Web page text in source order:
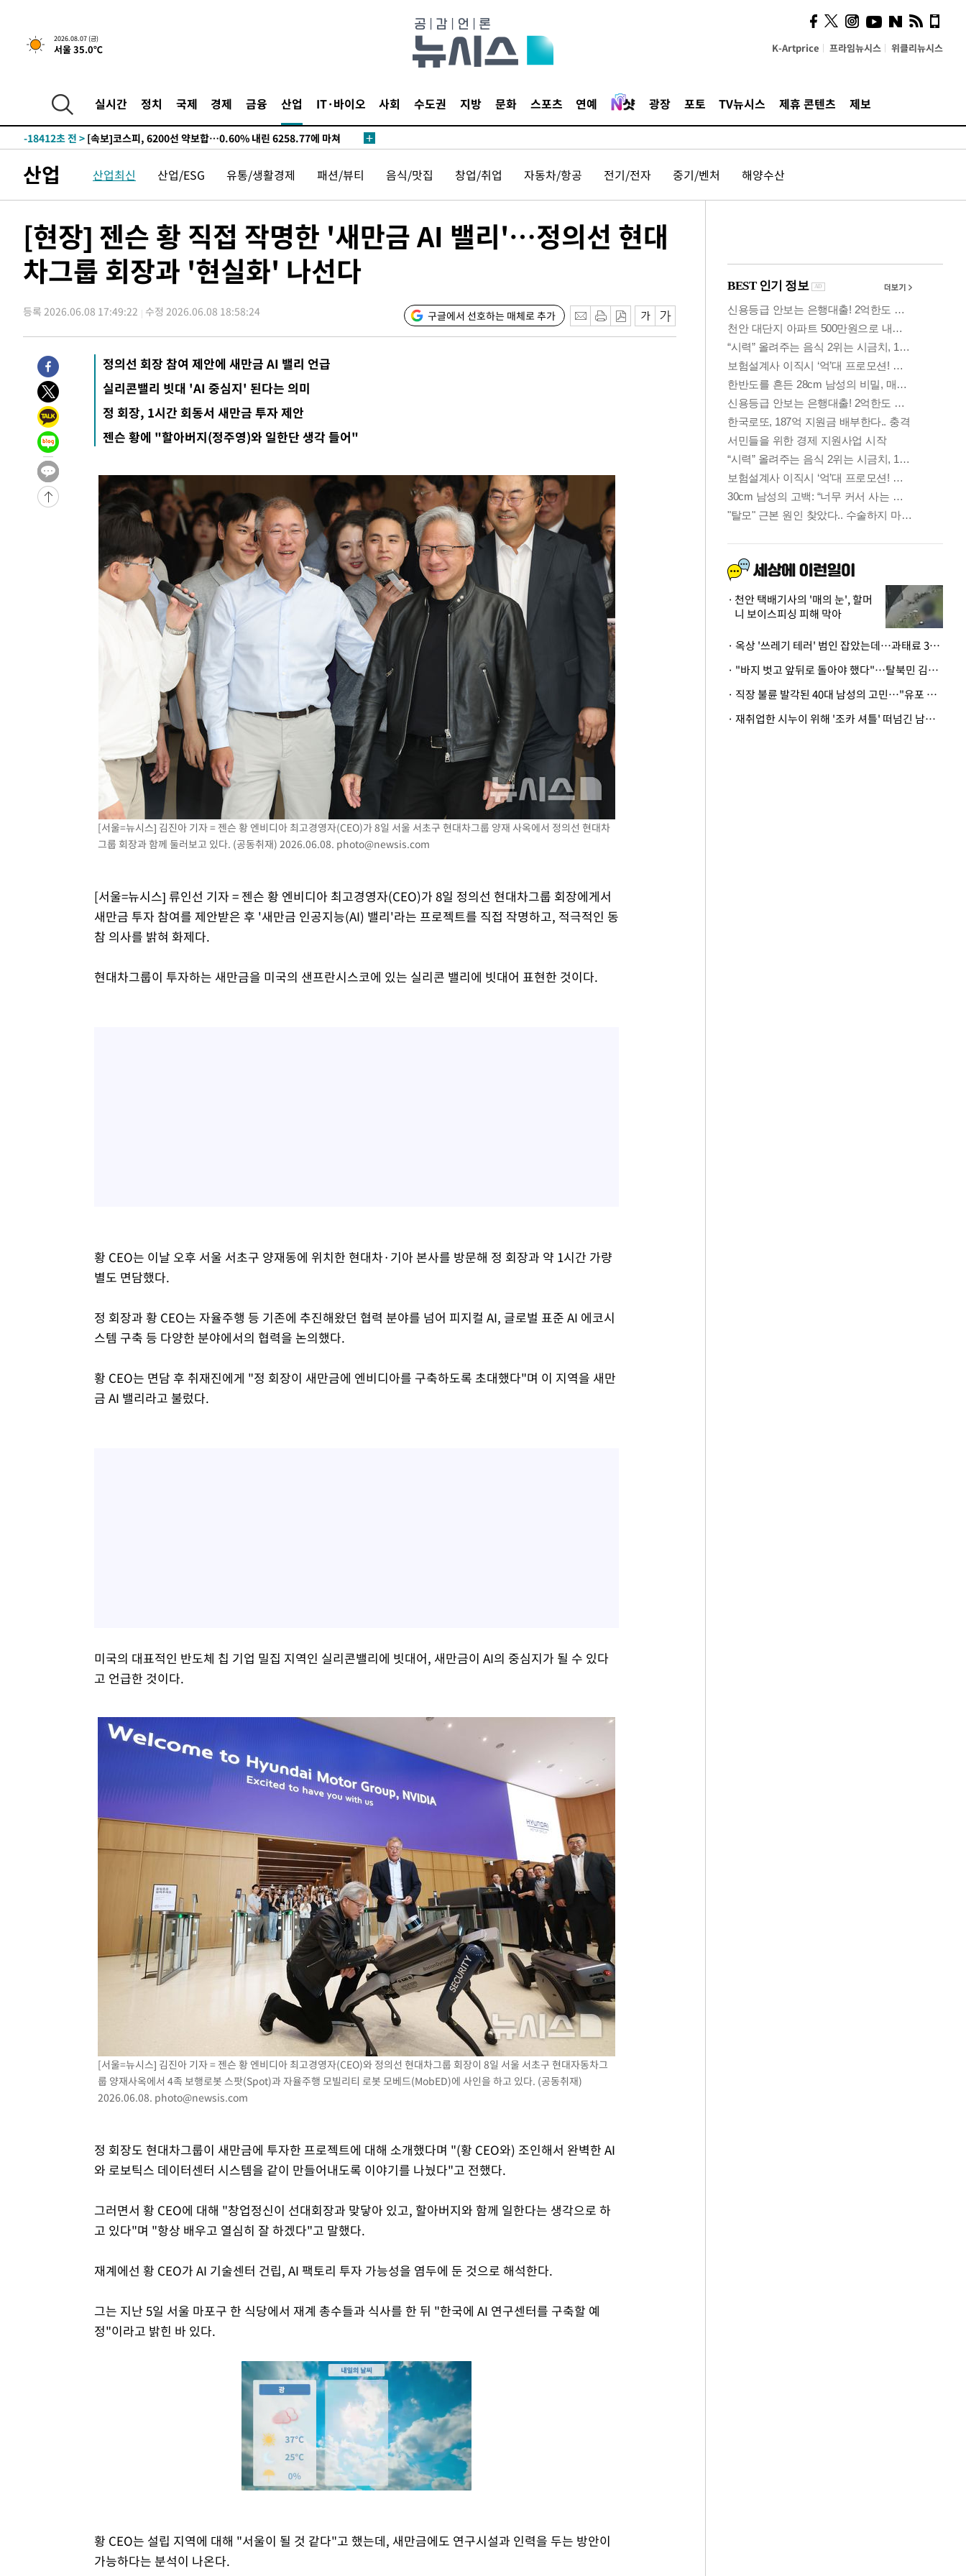
2026.08.07 (금)
서울 35.0℃ K-Artprice 프라임뉴시스 위클리뉴시스
실시간 정치 국제 경제 금융 산업 IT·바이오 사회 수도권 지방 문화 스포츠 연예 광장 포토 TV뉴시스 제휴 콘텐츠 제보
-22616초 전 >SK하이닉스, 용인·청주 팹에 54조 투자…"AI 메모리 수요 선제 대
응"
-19472초 전 >여자배구 이재영·이다영 자매, 아제르바이잔 투란VC 입단
-18459초 전 >
[속보]코스닥, 2.86포인트(0.36%) 내린 798.81마감
-18412초 전 >
-18392초 전 > [속보]원·달러 환율, 7.7원 내린 1416.1원 마감
-15371초 전 >
[속보]종합특검, '계엄 수용공간 확보' 신용해 前교정본부장 기소
-14244초 전 >외신들도 주목한 韓축구 파문…"국민적 공분에 수사 재개"
-13237초 전 >
[속보]규제합리화위원회 부위원장에 김태유 서울대 공대 교수…이
병태 후임
-9595초 전 >[속보]국힘 윤리위, '돌려차기 발언' 진종오·서범수 징계 절차 개시
-4920초 전 >[속보] 7월 중국 수출 23.9%↑ 수입 27.5%↑…무역총액 25.3%↑
-1946초 전 >[속보]종합특검, '관저이전 봐주기 감사' 유병호 구속기소
24분 전 >민주 콩고 에볼라환자 4천명 돌파, 4053명 발생 1850명 사망
-26432초 전 >
"낮 기온 소폭 하락"…수도권 폭염중대경보, 폭염경보로 하향
-26396초 전 >
[속보]이 대통령, '호우피해' 안동·의성 관할 4개 면 특별재난지역
선포
-26359초 전 >
갈 수도
-24330초 전 >
낮 최고 37도 찜통더위…곳곳 소나기·강원 많은 비[내일날씨]
-22636초 전 >
SK하이닉스, 용인·청주 팹에 54조 투자…"AI 메모리 수요 선제 대
-19492초 전 >
-18745초 전 >
외국인 심판 성 접대 7경기 들여다보니…한국 축구 '5승 2무'
-18479초 전 >
[속보]코스닥, 2.86포인트(0.36%) 내린 798.81마감
[속보]코스피, 6200선 약보합…0.60% 내린 6258.77에 마쳐
[속보]원·달러 환율, 7.7원 내린 1416.1원 마감
[속보] 노원서 40.1도 관측…서울, 2018년 이후 첫 40도
[속보]종합특검, '계엄 수용공간 확보' 신용해 前교정본부장 기소
외신들도 주목한 韓축구 파문…"국민적 공분에 수사 재개"
11시간 압수수색에 성접대 파문까지…'쑥대밭' 된 축구협회
[속보]규제합리화위원회 부위원장에 김태유 서울대 공대 교수…이
[속보]국힘 윤리위, '돌려차기 발언' 진종오·서범수 징계 절차 개시
[속보] 7월 중국 수출 23.9%↑ 수입 27.5%↑…무역총액 25.3%↑
[속보]'채상병 순직 책임' 임성근, 항소심도 징역 3년
[속보]종합특검, '관저이전 봐주기 감사' 유병호 구속기소
민주 콩고 에볼라환자 4천명 돌파, 4053명 발생 1850명 사망
산업 산업최신 산업/ESG 유통/생활경제 패션/뷰티 음식/맛집 창업/취업 자동차/항공 전기/전자 중기/벤처 해양수산
[현장] 젠슨 황 직접 작명한 '새만금 AI 밸리'…정의선 현대
차그룹 회장과 '현실화' 나선다
등록 2026.06.08 17:49:22 수정 2026.06.08 18:58:24 구글에서 선호하는 매체로 추가
정의선 회장 참여 제안에 새만금 AI 밸리 언급
실리콘밸리 빗대 'AI 중심지' 된다는 의미
정 회장, 1시간 회동서 새만금 투자 제안
젠슨 황에 "할아버지(정주영)와 일한단 생각 들어"
[서울=뉴시스] 김진아 기자 = 젠슨 황 엔비디아 최고경영자(CEO)가 8일 서울 서초구 현대차그룹 양재 사옥에서 정의선 현대차
그룹 회장과 함께 둘러보고 있다. (공동취재) 2026.06.08. photo@newsis.com
[서울=뉴시스] 류인선 기자 = 젠슨 황 엔비디아 최고경영자(CEO)가 8일 정의선 현대차그룹 회장에게서
새만금 투자 참여를 제안받은 후 '새만금 인공지능(AI) 밸리'라는 프로젝트를 직접 작명하고, 적극적인 동
참 의사를 밝혀 화제다.
현대차그룹이 투자하는 새만금을 미국의 샌프란시스코에 있는 실리콘 밸리에 빗대어 표현한 것이다.
황 CEO는 이날 오후 서울 서초구 양재동에 위치한 현대차·기아 본사를 방문해 정 회장과 약 1시간 가량
별도 면담했다.
정 회장과 황 CEO는 자율주행 등 기존에 추진해왔던 협력 분야를 넘어 피지컬 AI, 글로벌 표준 AI 에코시
스템 구축 등 다양한 분야에서의 협력을 논의했다.
황 CEO는 면담 후 취재진에게 "정 회장이 새만금에 엔비디아를 구축하도록 초대했다"며 이 지역을 새만
금 AI 밸리라고 불렀다.
미국의 대표적인 반도체 칩 기업 밀집 지역인 실리콘밸리에 빗대어, 새만금이 AI의 중심지가 될 수 있다
고 언급한 것이다.
[서울=뉴시스] 김진아 기자 = 젠슨 황 엔비디아 최고경영자(CEO)와 정의선 현대차그룹 회장이 8일 서울 서초구 현대자동차그
룹 양재사옥에서 4족 보행로봇 스팟(Spot)과 자율주행 모빌리티 로봇 모베드(MobED)에 사인을 하고 있다. (공동취재)
2026.06.08. photo@newsis.com
정 회장도 현대차그룹이 새만금에 투자한 프로젝트에 대해 소개했다며 "(황 CEO와) 조인해서 완벽한 AI
와 로보틱스 데이터센터 시스템을 같이 만들어내도록 이야기를 나눴다"고 전했다.
그러면서 황 CEO에 대해 "창업정신이 선대회장과 맞닿아 있고, 할아버지와 함께 일한다는 생각으로 하
고 있다"며 "항상 배우고 열심히 잘 하겠다"고 말했다.
재계에선 황 CEO가 AI 기술센터 건립, AI 팩토리 투자 가능성을 염두에 둔 것으로 해석한다.
그는 지난 5일 서울 마포구 한 식당에서 재계 총수들과 식사를 한 뒤 "한국에 AI 연구센터를 구축할 예
정"이라고 밝힌 바 있다.
Mute
황 CEO는 설립 지역에 대해 "서울이 될 것 같다"고 했는데, 새만금에도 연구시설과 인력을 두는 방안이
가능하다는 분석이 나온다.
시, 스마트폰 액세서리에
NFC 더했다
천안 택배기사의 '매의 눈', 할머
니 보이스피싱 피해 막아
· 옥상 '쓰레기 테러' 범인 잡았는데…과태료 3만원 처분에 숙박업주 허탈
· "바지 벗고 앞뒤로 돌아야 했다"…탈북민 김서아, 기쁨조 검사 수치심 회상
· 직장 불륜 발각된 40대 남성의 고민…"유포 동료 명예훼손·협박죄 고소 가능할까"
· 재취업한 시누이 위해 '조카 셔틀' 떠넘긴 남편…아내 "난 못한다"